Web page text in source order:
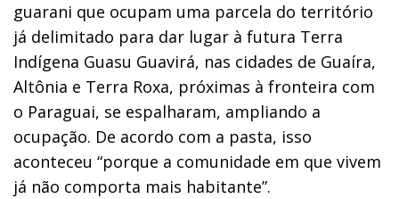
guarani que ocupam uma parcela do território
já delimitado para dar lugar à futura Terra
Indígena Guasu Guavirá, nas cidades de Guaíra,
Altônia e Terra Roxa, próximas à fronteira com
o Paraguai, se espalharam, ampliando a
ocupação. De acordo com a pasta, isso
aconteceu “porque a comunidade em que vivem
já não comporta mais habitante”.